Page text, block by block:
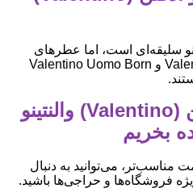
سلیقه‌ای است، اما عطرهای
Valentino Donna Born In Roma و Valentino Uomo Born
از کجا عطر و ادکلن (Valentino) والنتینو
بخریم
مناسب‌تر، می‌توانید به دنبال
فروشگاه‌ها و حراجی‌ها باشید.